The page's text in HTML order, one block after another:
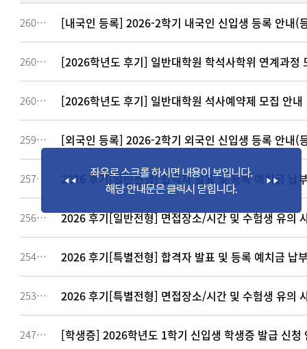
260399 [내국인 등록] 2026-2학기 내국인 신입생 등록 안내
260167 [2026학년도 후기] 일반대학원 학석사학위 연계과정
260158 [2026학년도 후기] 일반대학원 석사예약제 모집 안내
259195 [외국인 등록] 2026-2학기 외국인 신입생 등록 안내(
257084 2026 후기[일반전형] 합격자 발표 및 등록 예치금 납
256494 2026 후기[일반전형] 면접장소/시간 및 수험생 유의
254425 2026 후기[특별전형] 합격자 발표 및 등록 예치금 납
253819 2026 후기[특별전형] 면접장소/시간 및 수험생 유의
247486 [학생증] 2026학년도 1학기 신입생 학생증 발급 신청